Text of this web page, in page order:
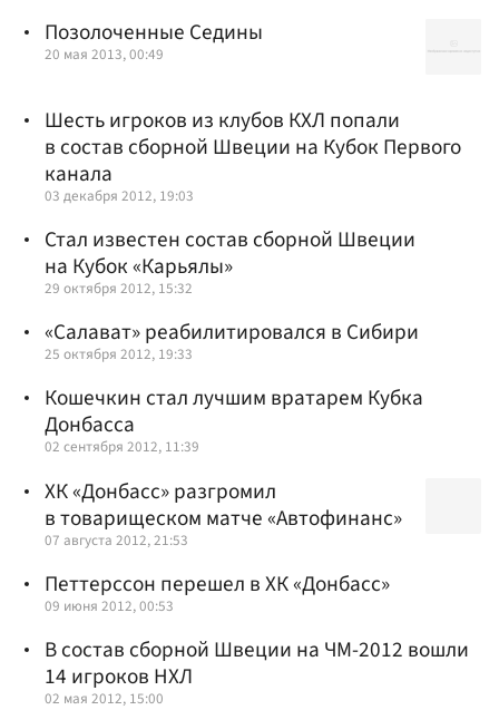
Позолоченные Седины
20 мая 2013, 00:49
Шесть игроков из клубов КХЛ попали
в состав сборной Швеции на Кубок Первого
канала
03 декабря 2012, 19:03
Стал известен состав сборной Швеции
на Кубок «Карьялы»
29 октября 2012, 15:32
«Салават» реабилитировался в Сибири
25 октября 2012, 19:33
Кошечкин стал лучшим вратарем Кубка
Донбасса
02 сентября 2012, 11:39
ХК «Донбасс» разгромил
в товарищеском матче «Автофинанс»
07 августа 2012, 21:53
Петтерссон перешел в ХК «Донбасс»
09 июня 2012, 00:53
В состав сборной Швеции на ЧМ-2012 вошли
14 игроков НХЛ
02 мая 2012, 15:00